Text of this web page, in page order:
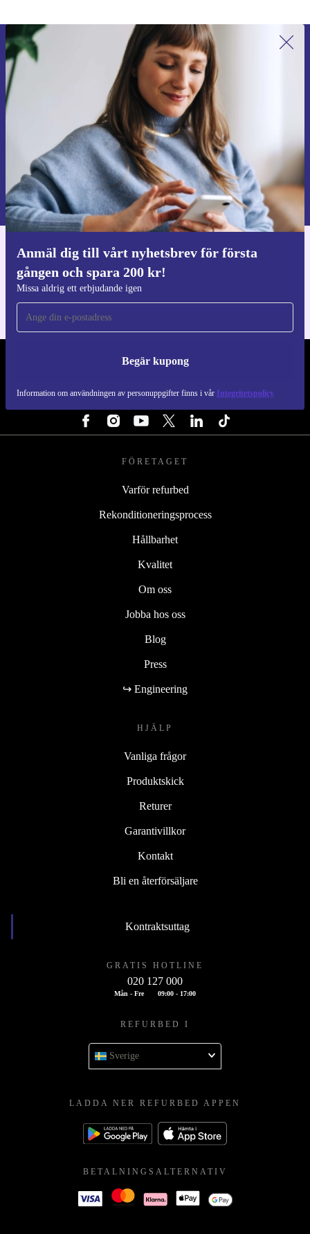
Anmäl dig till vårt nyhetsbrev för första
gången och spara 200 kr!
Missa aldrig ett erbjudande igen
Begär kupong
Information om användningen av personuppgifter finns i vår Integritetspolicy
Anmäl dig till vårt nyhetsbrev för
första gången och spara 200 kr!
Missa aldrig ett erbjudande igen.
Begär kupong
Information om användningen av personuppgifter finns i vår
Integritetspolicy
Ladda ner refurbed appen
För iOS och Android
REFURBED SVERIGE - RETHINK NEW.
FÖLJ OSS
FÖRETAGET
Varför refurbed
Rekonditioneringsprocess
Hållbarhet
Kvalitet
Om oss
Jobba hos oss
Blog
Press
↪ Engineering
HJÄLP
Vanliga frågor
Produktskick
Returer
Garantivillkor
Kontakt
Bli en återförsäljare
Kontraktsuttag
GRATIS HOTLINE
020 127 000
Mån - Fre 09:00 - 17:00
REFURBED I
Sverige
LADDA NER REFURBED APPEN
BETALNINGSALTERNATIV